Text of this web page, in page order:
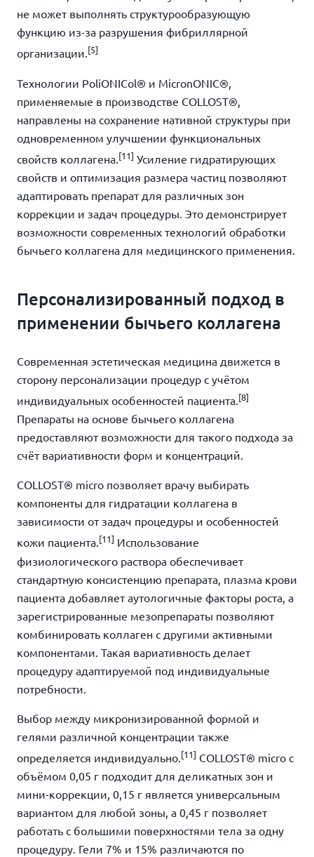
не может выполнять структурообразующую
функцию из-за разрушения фибриллярной
организации. [5]
Технологии PoliONICol® и MicronONIC®,
применяемые в производстве COLLOST®,
направлены на сохранение нативной структуры при
одновременном улучшении функциональных
свойств коллагена.[11] Усиление гидратирующих
свойств и оптимизация размера частиц позволяют
адаптировать препарат для различных зон
коррекции и задач процедуры. Это демонстрирует
возможности современных технологий обработки
бычьего коллагена для медицинского применения.
Персонализированный подход в
применении бычьего коллагена
Современная эстетическая медицина движется в
сторону персонализации процедур с учётом
индивидуальных особенностей пациента. [8]
Препараты на основе бычьего коллагена
предоставляют возможности для такого подхода за
счёт вариативности форм и концентраций.
COLLOST® micro позволяет врачу выбирать
компоненты для гидратации коллагена в
зависимости от задач процедуры и особенностей
кожи пациента. [11] Использование
физиологического раствора обеспечивает
стандартную консистенцию препарата, плазма крови
пациента добавляет аутологичные факторы роста, а
зарегистрированные мезопрепараты позволяют
комбинировать коллаген с другими активными
компонентами. Такая вариативность делает
процедуру адаптируемой под индивидуальные
потребности.
Выбор между микронизированной формой и
гелями различной концентрации также
определяется индивидуально.[11] COLLOST® micro с
объёмом 0,05 г подходит для деликатных зон и
мини-коррекции, 0,15 г является универсальным
вариантом для любой зоны, а 0,45 г позволяет
работать с большими поверхностями тела за одну
процедуру. Гели 7% и 15% различаются по